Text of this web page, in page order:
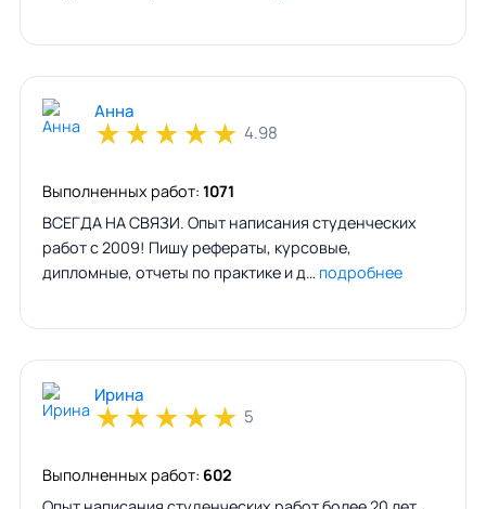
Анна
★★★★★ 4.98
Выполненных работ: 1071
ВСЕГДА НА СВЯЗИ. Опыт написания студенческих
работ с 2009! Пишу рефераты, курсовые,
дипломные, отчеты по практике и д… подробнее
Ирина
★★★★★ 5
Выполненных работ: 602